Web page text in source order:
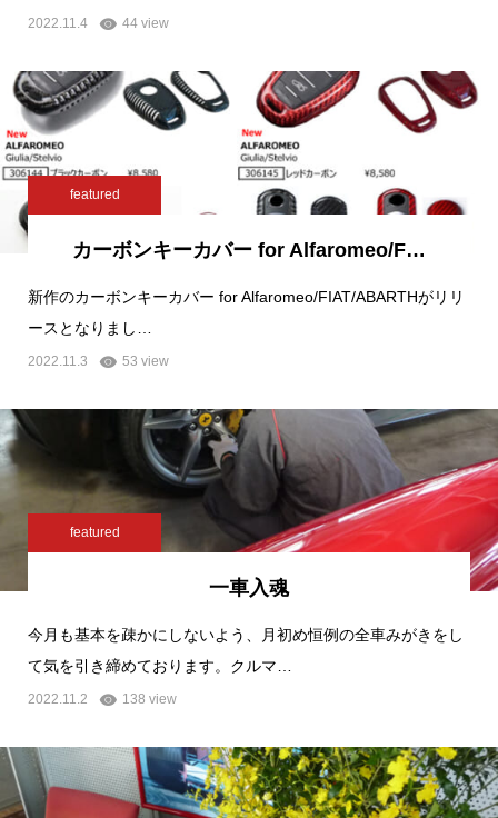
2022.11.4 44 view
featured
カーボンキーカバー for Alfaromeo/F…
新作のカーボンキーカバー for Alfaromeo/FIAT/ABARTHがリリ
ースとなりまし…
2022.11.3 53 view
featured
一車入魂
今月も基本を疎かにしないよう、月初め恒例の全車みがきをし
て気を引き締めております。クルマ…
2022.11.2 138 view